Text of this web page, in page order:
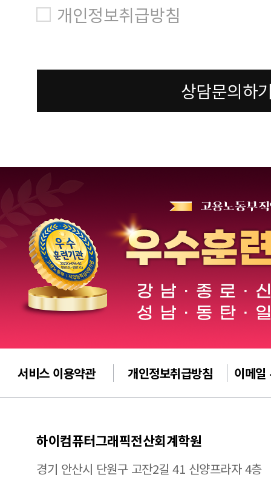
개인정보취급방침
상담문의하
서비스 이용약관 개인정보취급방침 이메일
하이컴퓨터그래픽전산회계학원
경기 안산시 단원구 고잔2길 41 신양프라자 4층